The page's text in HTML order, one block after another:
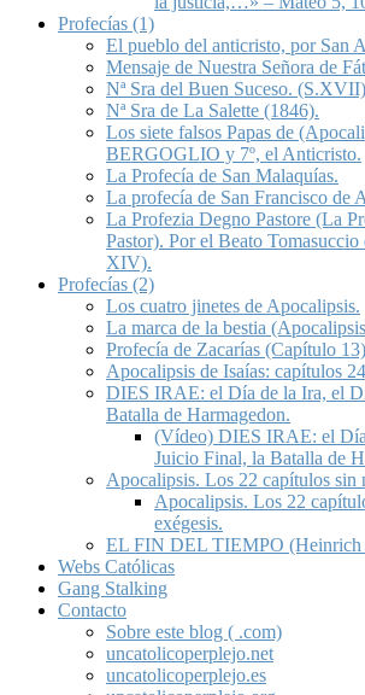
Profecías (1)
El pueblo del anticristo, por San
Mensaje de Nuestra Señora de
Nª Sra del Buen Suceso.
Nª Sra de La Salette (1846).
Los siete falsos Papas de
BERGOGLIO y 7º, el Anticristo.
La Profecía de San Malaquías.
La profecía de San Francisco de
La Profezia Degno Pastore (La
Pastor). Por el Beato
XIV).
Profecías (2)
Los cuatro jinetes de Apocalipsis.
La marca de la bestia
Profecía de Zacarías (Capítulo
Apocalipsis de Isaías: capítulos
DIES IRAE: el Día de la Ira, el
Batalla de Harmagedon.
(Vídeo) DIES IRAE: el
Juicio Final, la Batalla de
Apocalipsis. Los 22 capítulos sin
Apocalipsis. Los 22
exégesis.
EL FIN DEL TIEMPO (Heinrich
Webs Católicas
Gang Stalking
Contacto
Sobre este blog ( .com)
uncatolicoperplejo.net
uncatolicoperplejo.es